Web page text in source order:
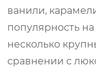
ванили,
популярность на
несколько
сравнении с